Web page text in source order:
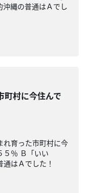
沖縄の普通はＡでし
町村に今住んで
れ育った市町村に今
％ Ｂ「いい
はＡでした！